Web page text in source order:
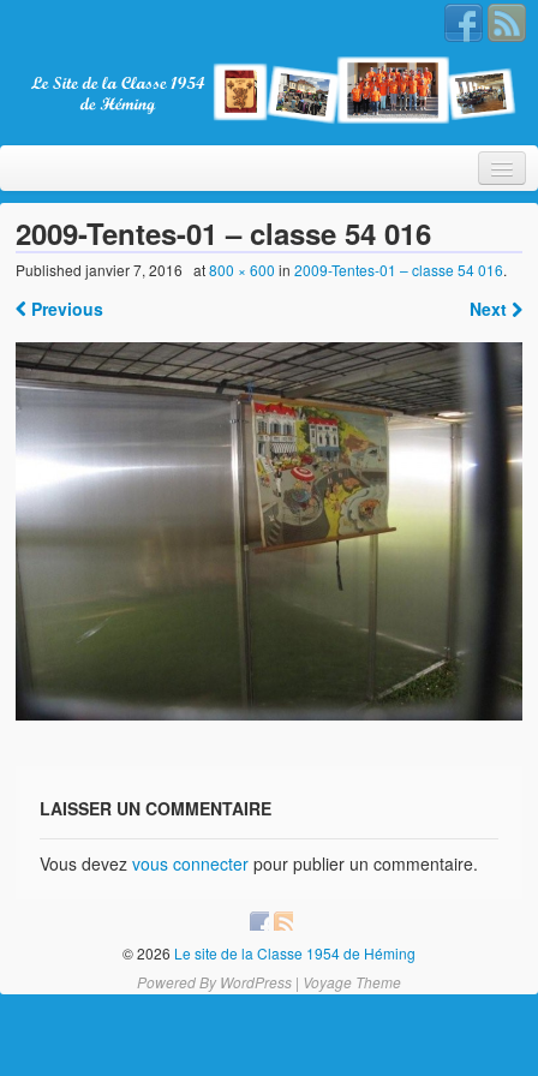
Bienvenue
La Classe 1954
Présentation
Les membres
Nos partenaires
Brocante
Salon multi-collections
Autres animations
20 ans, ça se fête ! Souvenirs de 2009…
2014, les 25 ans de l’association
17/05/2015 : LA vidéo souvenir 2015
2009-Tentes-01 – classe 54 016
Publishedjanvier 7, 2016 at800 × 600 in2009-Tentes-01 – classe 54 016.
Previous Next
LAISSER UN COMMENTAIRE
Vous devezvous connecter pour publier un commentaire.
© 2026 Le site de la Classe 1954 de Héming
Powered By WordPress| Voyage Theme